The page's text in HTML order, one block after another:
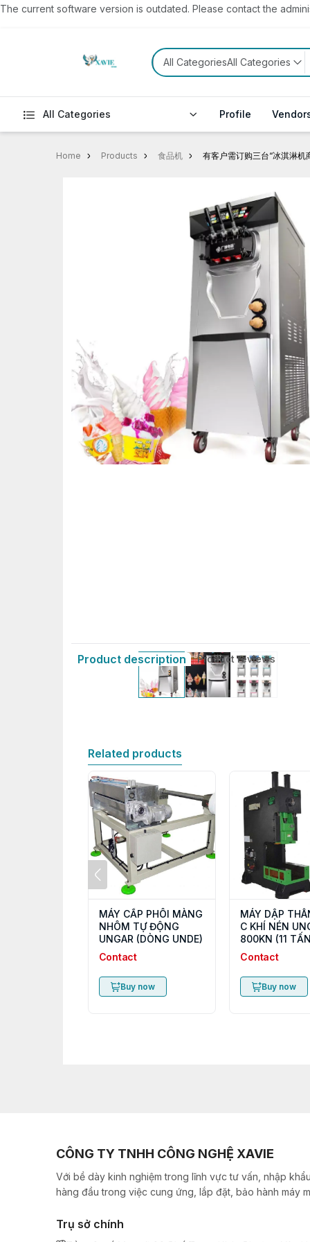
The current software version is outdated. Please contact the
All CategoriesAll Categories
All Categories Profile
Home Products 食品机 有客户需订购三台“冰淇淋机
Product description Product reviews
Related products
MÁY CẤP PHÔI MÀNG
NHÔM TỰ ĐỘNG
UNGAR (DÒNG UNDE)
Contact
Buy now
MÁY DẬP
C KHÍ NÉN
800KN (11
Contact
Buy now
CÔNG TY TNHH CÔNG NGHỆ XAVIE
Với bề dày kinh nghiệm trong lĩnh vực tư vấn, nhập
hàng đầu trong việc cung ứng, lắp đặt, bảo hành máy
Trụ sở chính